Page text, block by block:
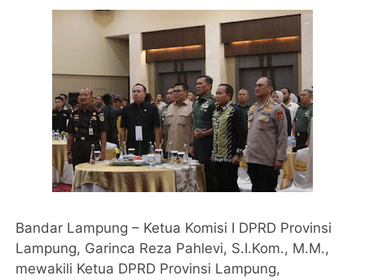
Bandar Lampung – Ketua Komisi I DPRD Provinsi
Lampung, Garinca Reza Pahlevi, S.I.Kom., M.M.,
mewakili Ketua DPRD Provinsi Lampung,